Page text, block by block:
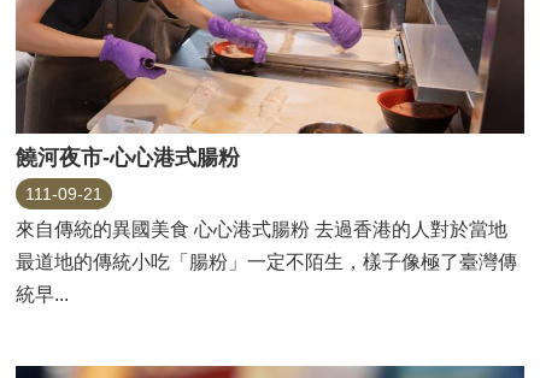
饒河夜市-心心港式腸粉
111-09-21
來自傳統的異國美食 心心港式腸粉 去過香港的人對於當地
最道地的傳統小吃「腸粉」一定不陌生，樣子像極了臺灣傳
統早...